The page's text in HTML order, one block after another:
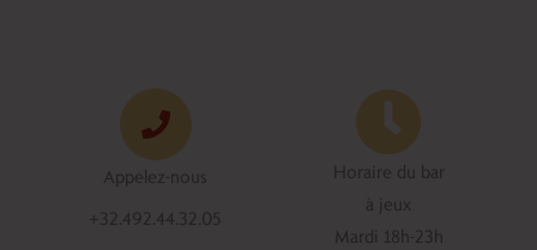
Appelez-nous
+32.492.44.32.05
Horaire du bar
à jeux
Mardi 18h-23h